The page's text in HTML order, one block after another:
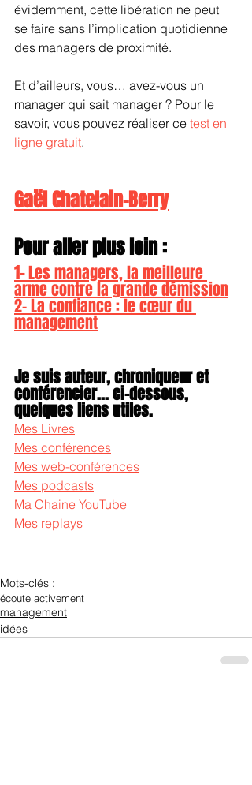
évidemment, cette libération ne peut
se faire sans l’implication quotidienne
des managers de proximité.
Et d’ailleurs, vous… avez-vous un
manager qui sait manager ? Pour le
savoir, vous pouvez réaliser ce test en
ligne gratuit.
Gaël Chatelain-Berry
Pour aller plus loin :
1- Les managers, la meilleure
arme contre la grande démission
2- La confiance : le cœur du
management
Je suis auteur, chroniqueur et
conférencier... ci-dessous,
quelques liens utiles.
Mes Livres
Mes conférences
Mes web-conférences
Mes podcasts
Ma Chaine YouTube
Mes replays
Mots-clés :
écoute activement
management
idées